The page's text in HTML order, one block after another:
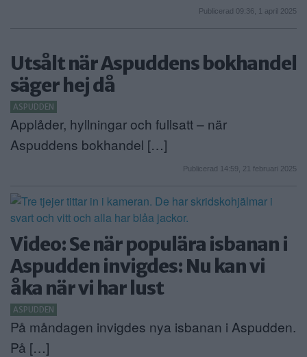
Publicerad 09:36, 1 april 2025
Utsålt när Aspuddens bokhandel
säger hej då
ASPUDDEN
Applåder, hyllningar och fullsatt – när
Aspuddens bokhandel […]
Publicerad 14:59, 21 februari 2025
Video: Se när populära isbanan i
Aspudden invigdes: Nu kan vi
åka när vi har lust
ASPUDDEN
På måndagen invigdes nya isbanan i Aspudden.
På […]